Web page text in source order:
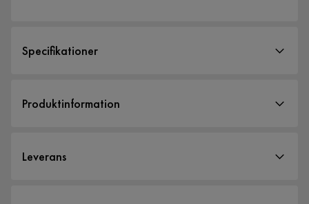
Specifikationer
Storlek
Produktinformation
Leverans